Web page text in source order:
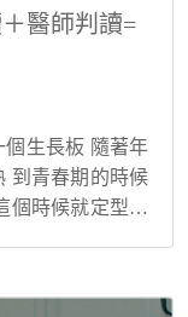
醫師判讀=
個生長板 隨著年
到青春期的時候
個時候就定型了